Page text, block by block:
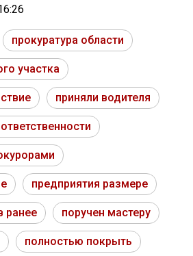
прокуратура области
участка
приняли водителя
предприятия размере
ранее поручен мастеру
полностью покрыть